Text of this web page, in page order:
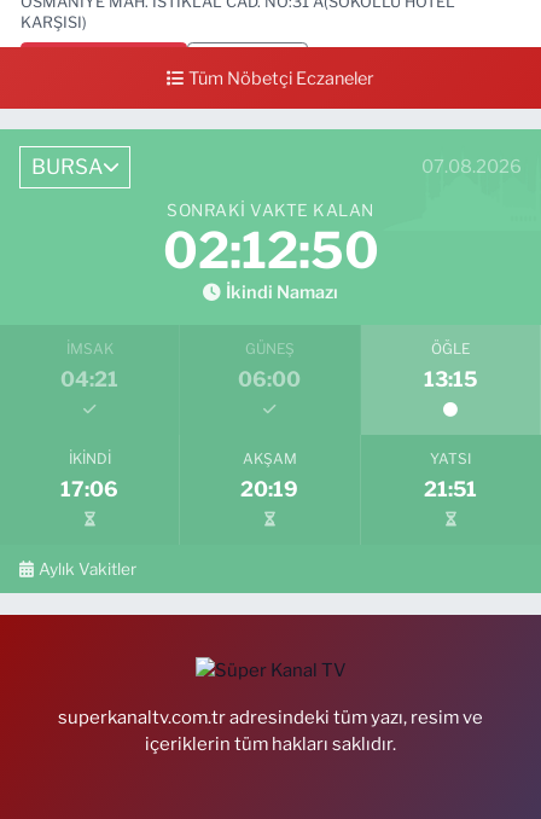
KARŞISI)
Tüm Nöbetçi Eczaneler
BURSA 07.08.2026
SONRAKI VAKTE KALAN
02:12:49
İkindi Namazı
İMSAK
04:21
GÜNEŞ
06:00
ÖĞLE
13:15
İKINDI
17:06
AKŞAM
20:19
YATSI
21:51
Aylık Vakitler
superkanaltv.com.tr adresindeki tüm yazı, resim ve
içeriklerin tüm hakları saklıdır.